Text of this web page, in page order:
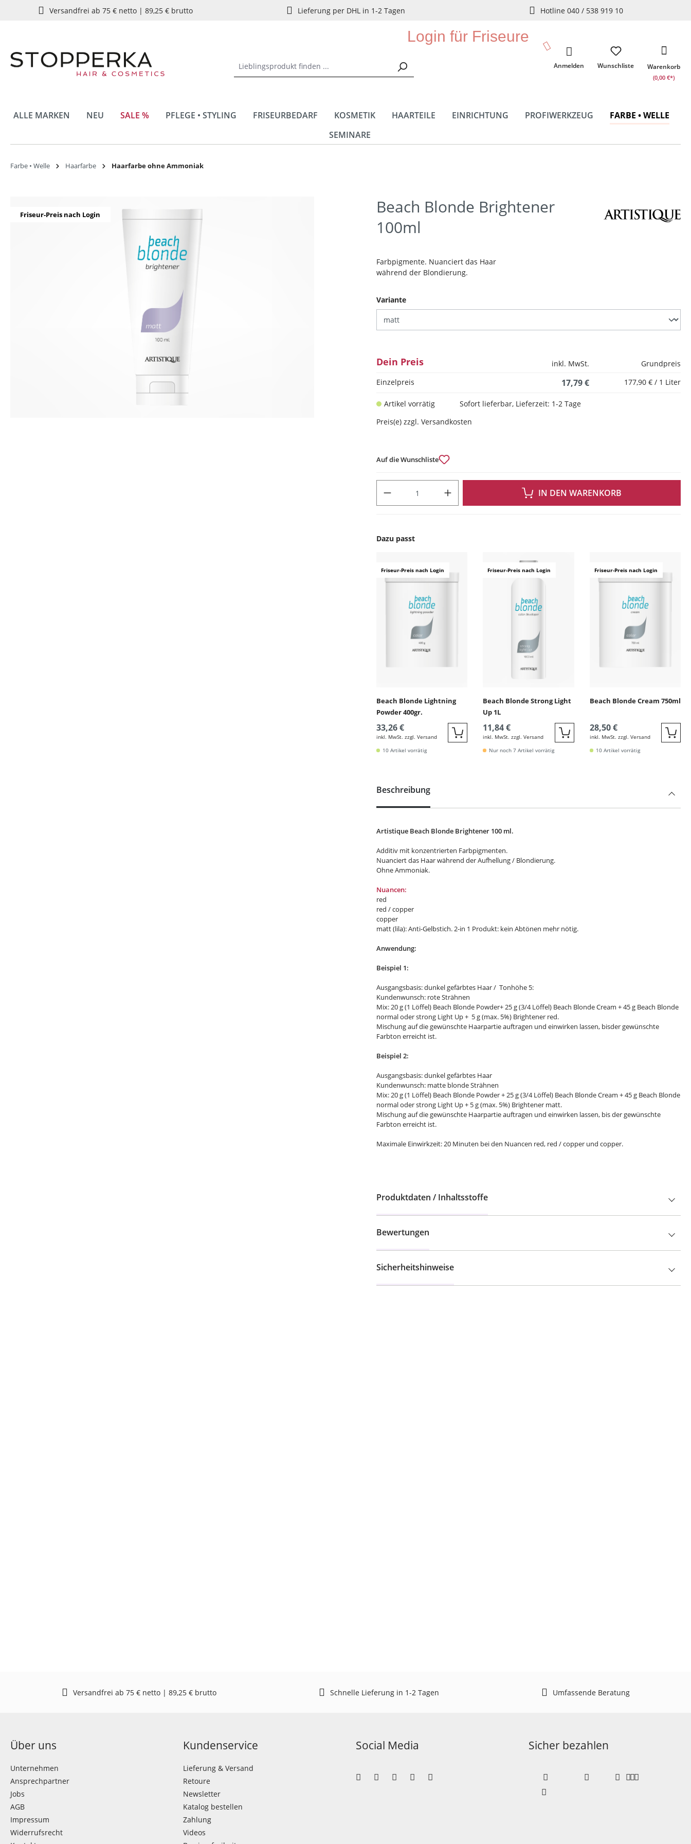
Zur Hauptnavigation springen
Versandfrei ab 75 € netto | 89,25 € brutto Lieferung per DHL in 1-2 Tagen Hotline 040 / 538 919 10
Login für Friseure
Wunschliste
Anmelden Warenkorb
(0,00 €*)
ALLE MARKEN NEU SALE % PFLEGE • STYLING FRISEURBEDARF KOSMETIK HAARTEILE EINRICHTUNG PROFIWERKZEUG
FARBE • WELLE
SEMINARE
Farbe • Welle Haarfarbe Haarfarbe ohne Ammoniak
Friseur-Preis nach Login
Beach Blonde Brightener
100ml
Farbpigmente. Nuanciert das Haar
während der Blondierung.
Varianteauswählen
Dein Preis inkl. MwSt.
Grundpreis
Einzelpreis
17,79 € 177,90 € / 1 Liter
Artikel vorrätig
Sofort lieferbar, Lieferzeit: 1-2 Tage
Preis(e) zzgl. Versandkosten
Auf die Wunschliste
IN DEN WARENKORB
Dazu passt
Friseur-Preis nach Login
Beach Blonde Lightning
Powder 400gr.
33,26 €
inkl. MwSt. zzgl. Versand Quickbuy
10 Artikel vorrätig
Friseur-Preis nach Login
Beach Blonde Strong Light
Up 1L
11,84 €
inkl. MwSt. zzgl. Versand Quickbuy
Nur noch 7 Artikel vorrätig
Friseur-Preis nach Login
Beach Blonde Cream 750ml
28,50 €
inkl. MwSt. zzgl. Versand
10 Artikel vorrätig
Beschreibung
Artistique Beach Blonde Brightener 100 ml.
Additiv mit konzentrierten Farbpigmenten.
Nuanciert das Haar während der Aufhellung / Blondierung.
Ohne Ammoniak.
Nuancen:
red
red / copper
copper
matt (lila): Anti-Gelbstich. 2-in 1 Produkt: kein Abtönen mehr nötig.
Anwendung:
Beispiel 1:
Ausgangsbasis: dunkel gefärbtes Haar / Tonhöhe 5:
Kundenwunsch: rote Strähnen
Mix: 20 g (1 Löffel) Beach Blonde Powder+ 25 g (3/4 Löffel) Beach Blonde Cream + 45 g Beach Blonde
normal oder strong Light Up + 5 g (max. 5%) Brightener red.
Mischung auf die gewünschte Haarpartie auftragen und einwirken lassen, bisder gewünschte
Farbton erreicht ist.
Beispiel 2:
Ausgangsbasis: dunkel gefärbtes Haar
Kundenwunsch: matte blonde Strähnen
Mix: 20 g (1 Löffel) Beach Blonde Powder + 25 g (3/4 Löffel) Beach Blonde Cream + 45 g Beach Blonde
normal oder strong Light Up + 5 g (max. 5%) Brightener matt.
Mischung auf die gewünschte Haarpartie auftragen und einwirken lassen, bis der gewünschte
Farbton erreicht ist.
Maximale Einwirkzeit: 20 Minuten bei den Nuancen red, red / copper und copper.
Produktdaten / Inhaltsstoffe
Bewertungen
Sicherheitshinweise
Versandfrei ab 75 € netto | 89,25 € brutto Schnelle Lieferung in 1-2 Tagen Umfassende Beratung
Über uns
Unternehmen
Ansprechpartner
Jobs
AGB
Impressum
Widerrufsrecht
Kundenservice
Lieferung & Versand
Retoure
Newsletter
Katalog bestellen
Zahlung
Videos
Social Media Sicher bezahlen